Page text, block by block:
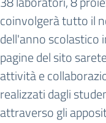
coinvolgerà tutto il
dell'anno scolastico
pagine del sito
attività e
realizzati dagli
attraverso gli